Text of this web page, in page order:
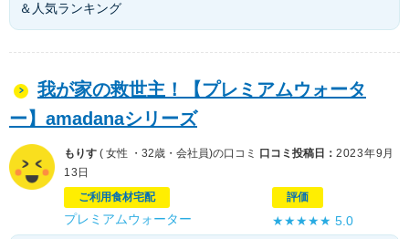
＆人気ランキング
我が家の救世主！【プレミアムウォータ
ー】amadanaシリーズ
もりす ( 女性 ・32歳・会社員)の口コミ 口コミ投稿日： 2023年9月
13日
ご利用食材宅配
プレミアムウォーター
評価
★★★★★5.0